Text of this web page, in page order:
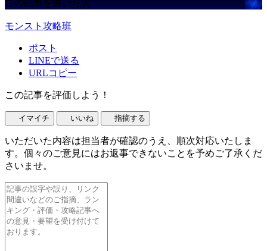
この記事を書いた人
モンスト攻略班
ポスト
LINEで送る
URLコピー
この記事を評価しよう！
イマイチ いいね 指摘する
いただいた内容は担当者が確認のうえ、順次対応いたしま
す。個々のご意見にはお返事できないことを予めご了承くだ
さいませ。